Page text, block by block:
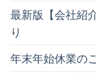
最新版【会社紹
り
年末年始休業の